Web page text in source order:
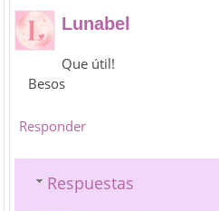
Lunabel
Que útil!
Besos
Responder
Respuestas